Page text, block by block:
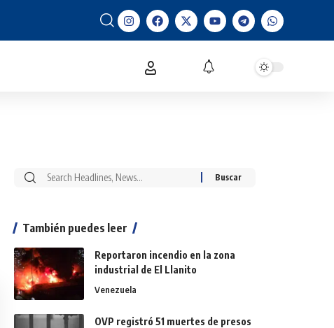
También puedes leer
Reportaron incendio en la zona
industrial de El Llanito
Venezuela
OVP registró 51 muertes de presos